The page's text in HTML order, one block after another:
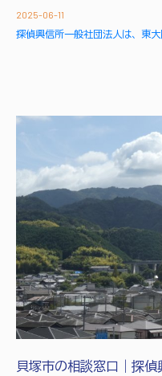
2025-06-11
探偵興信所一般社団法人は、東
貝塚市の相談窓口｜探